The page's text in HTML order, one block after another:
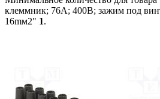
клеммник; 76А; 400В; зажим под
16mм2" 1.